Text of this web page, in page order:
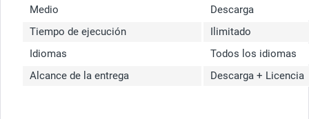
Medio
Descarga
Tiempo de ejecución
Ilimitado
Idiomas
Todos los idiomas
Alcance de la entrega
Descarga + Licencia